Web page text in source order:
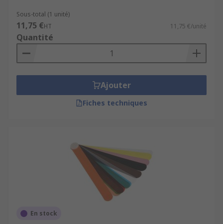
Sous-total (1 unité)
11,75 €HT 11,75 €/unité
Quantité
Ajouter
Fiches techniques
En stock